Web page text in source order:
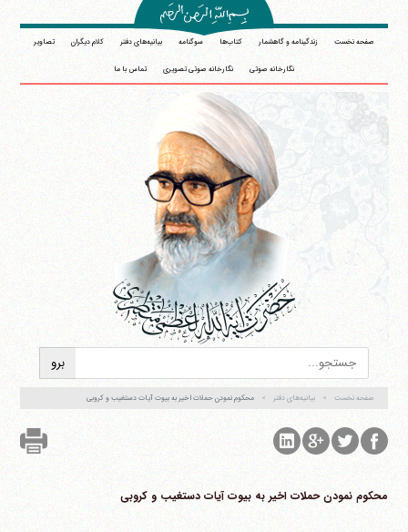
صفحه نخست زندگینامه و گاهشمار کتاب‌ها سوگنامه بیانیه‌های دفتر کلام دیگران تصاویر
نگارخانه صوتی نگارخانه صوتی تصویری تماس با ما
صفحه نخست بیانیه‌های دفتر محکوم نمودن حملات اخیر به بیوت آیات دستغیب و کروبی
محکوم نمودن حملات اخیر به بیوت آیات دستغیب و کروبی